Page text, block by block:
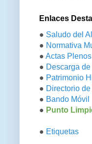
Enlaces
● Saludo del
● Normativa
● Actas
● Descarga
● Patrimonio
● Directorio
● Bando Móvil
● Punto
● Etiquetas